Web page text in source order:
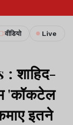
वीडियो Live
शाहिद-
'कॉकटेल
इतने